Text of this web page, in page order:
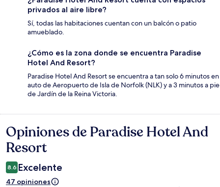
privados al aire libre?
Sí, todas las habitaciones cuentan con un balcón o patio
amueblado.
¿Cómo es la zona donde se encuentra Paradise
Hotel And Resort?
Paradise Hotel And Resort se encuentra a tan solo 6 minutos en
auto de Aeropuerto de Isla de Norfolk (NLK) y a 3 minutos a pie
de Jardín de la Reina Victoria.
Opiniones
Opiniones de Paradise Hotel And
Resort
8.6 Excelente
47 opiniones